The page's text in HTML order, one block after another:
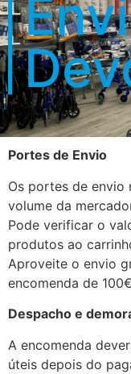
Portes de Envio
Os portes de envio
volume da
Pode verificar o
produtos ao
Aproveite o envio
encomenda de
Despacho e
A encomenda
úteis depois do